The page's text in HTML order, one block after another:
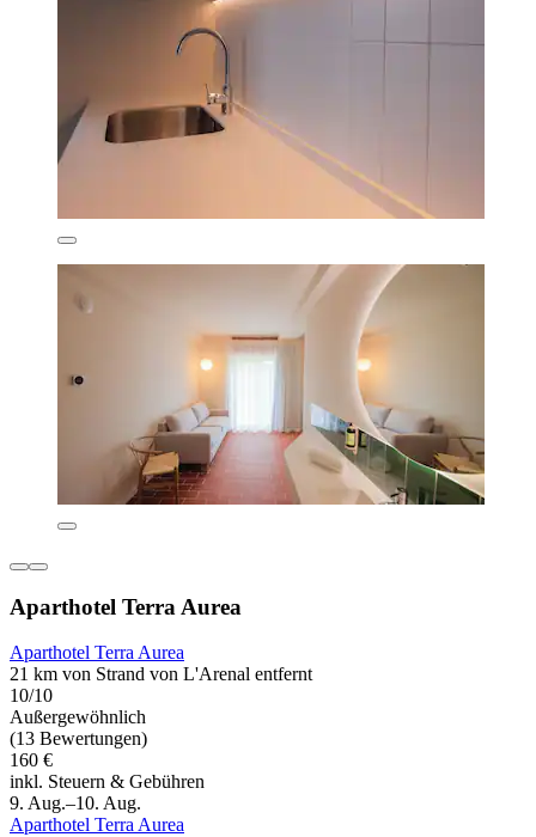
Aparthotel Terra Aurea
Aparthotel Terra Aurea
21 km von Strand von L'Arenal entfernt
10/10
Außergewöhnlich
(13 Bewertungen)
160 €
inkl. Steuern & Gebühren
9. Aug.–10. Aug.
Aparthotel Terra Aurea